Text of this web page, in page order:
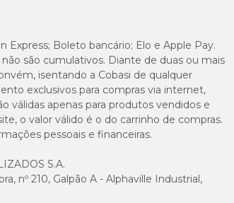
Express; Boleto bancário; Elo e Apple Pay.
são cumulativos. Diante de duas ou mais
isentando a Cobasi de qualquer
exclusivos para compras via internet,
válidas apenas para produtos vendidos e
o valor válido é o do carrinho de compras.
pessoais e financeiras.
S.A.
nº 210, Galpão A - Alphaville Industrial,